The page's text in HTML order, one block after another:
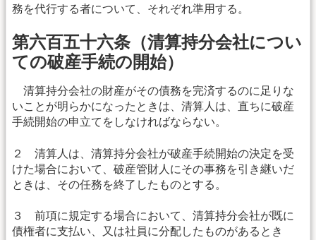
務を代行する者について、それぞれ準用する。
第六百五十六条（清算持分会社につい
ての破産手続の開始）
清算持分会社の財産がその債務を完済するのに足りな
いことが明らかになったときは、清算人は、直ちに破産
手続開始の申立てをしなければならない。
２ 清算人は、清算持分会社が破産手続開始の決定を受
けた場合において、破産管財人にその事務を引き継いだ
ときは、その任務を終了したものとする。
３ 前項に規定する場合において、清算持分会社が既に
債権者に支払い、又は社員に分配したものがあるとき